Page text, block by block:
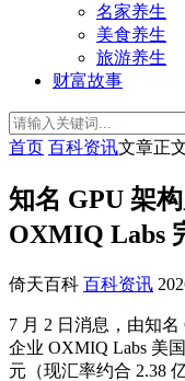
名家养生
美食养生
旅游养生
财富故事
首页 百科资讯文章正
知名 GPU 架
OXMIQ Labs
倚天百科 百科资讯
7 月 2 日消息，由知名
企业 OXMIQ Labs 美
元（现汇率约合 2.38